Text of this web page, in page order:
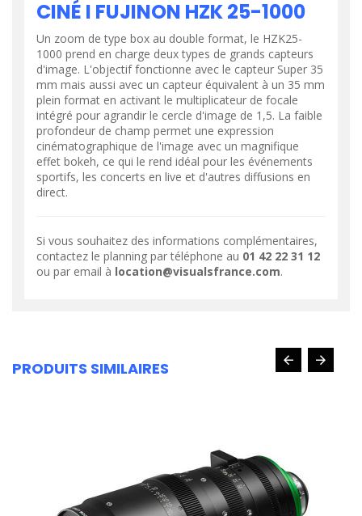
CINÉ I FUJINON HZK 25-1000
Un zoom de type box au double format, le HZK25-
1000 prend en charge deux types de grands capteurs
d'image. L'objectif fonctionne avec le capteur Super 35
mm mais aussi avec un capteur équivalent à un 35 mm
plein format en activant le multiplicateur de focale
intégré pour agrandir le cercle d'image de 1,5. La faible
profondeur de champ permet une expression
cinématographique de l'image avec un magnifique
effet bokeh, ce qui le rend idéal pour les événements
sportifs, les concerts en live et d'autres diffusions en
direct.
Si vous souhaitez des informations complémentaires,
contactez le planning par téléphone au 01 42 22 31 12
ou par email à location@visualsfrance.com.
PRODUITS SIMILAIRES